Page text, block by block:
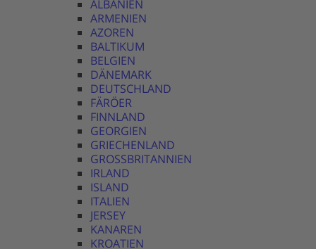
ALBANIEN
ARMENIEN
AZOREN
BALTIKUM
BELGIEN
DÄNEMARK
DEUTSCHLAND
FÄRÖER
FINNLAND
GEORGIEN
GRIECHENLAND
GROSSBRITANNIEN
IRLAND
ISLAND
ITALIEN
JERSEY
KANAREN
KROATIEN